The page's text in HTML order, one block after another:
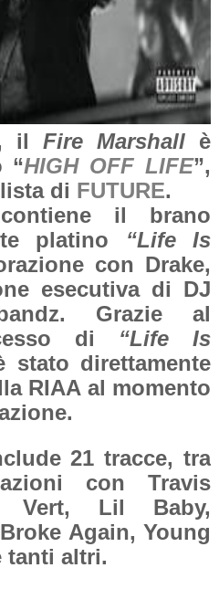
il Fire Marshall è
“HIGH OFF LIFE”,
di FUTURE.
il brano
platino “Life Is
con Drake,
esecutiva di DJ
Grazie al
di “Life Is
stato direttamente
RIAA al momento
21 tracce, tra
con Travis
Lil Baby,
Again, Young
tanti altri.